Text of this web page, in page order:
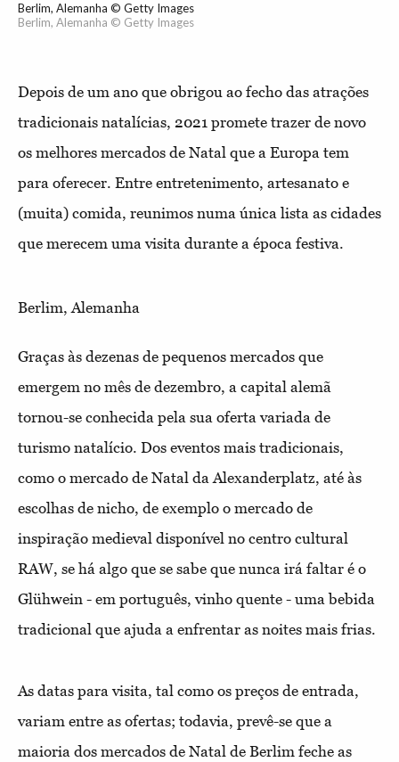
Berlim, Alemanha © Getty Images
Berlim, Alemanha © Getty Images
Depois de um ano que obrigou ao fecho das atrações
tradicionais natalícias, 2021 promete trazer de novo
os melhores mercados de Natal que a Europa tem
para oferecer. Entre entretenimento, artesanato e
(muita) comida, reunimos numa única lista as cidades
que merecem uma visita durante a época festiva.
Berlim, Alemanha
Graças às dezenas de pequenos mercados que
emergem no mês de dezembro, a capital alemã
tornou-se conhecida pela sua oferta variada de
turismo natalício. Dos eventos mais tradicionais,
como o mercado de Natal da Alexanderplatz, até às
escolhas de nicho, de exemplo o mercado de
inspiração medieval disponível no centro cultural
RAW, se há algo que se sabe que nunca irá faltar é o
Glühwein - em português, vinho quente - uma bebida
tradicional que ajuda a enfrentar as noites mais frias.
As datas para visita, tal como os preços de entrada,
variam entre as ofertas; todavia, prevê-se que a
maioria dos mercados de Natal de Berlim feche as